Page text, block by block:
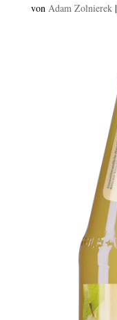
von Adam Zolnierek|